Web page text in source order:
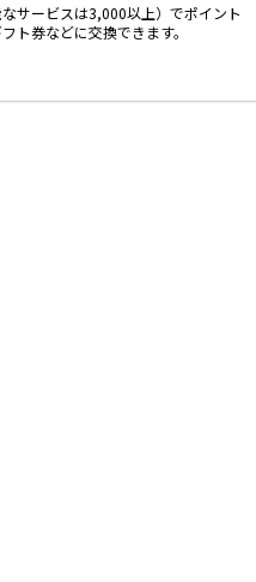
サービスは3,000以上）でポイント
ト券などに交換できます。